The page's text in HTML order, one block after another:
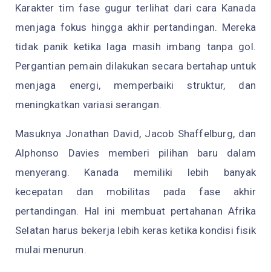
Karakter tim fase gugur terlihat dari cara Kanada
menjaga fokus hingga akhir pertandingan. Mereka
tidak panik ketika laga masih imbang tanpa gol.
Pergantian pemain dilakukan secara bertahap untuk
menjaga energi, memperbaiki struktur, dan
meningkatkan variasi serangan.
Masuknya Jonathan David, Jacob Shaffelburg, dan
Alphonso Davies memberi pilihan baru dalam
menyerang. Kanada memiliki lebih banyak
kecepatan dan mobilitas pada fase akhir
pertandingan. Hal ini membuat pertahanan Afrika
Selatan harus bekerja lebih keras ketika kondisi fisik
mulai menurun.